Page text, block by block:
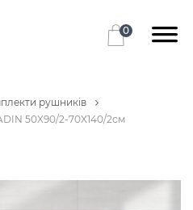
0
рушників
50X90/2-70X140/2см